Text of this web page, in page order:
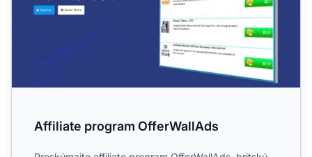
Affiliate program OfferWallAds